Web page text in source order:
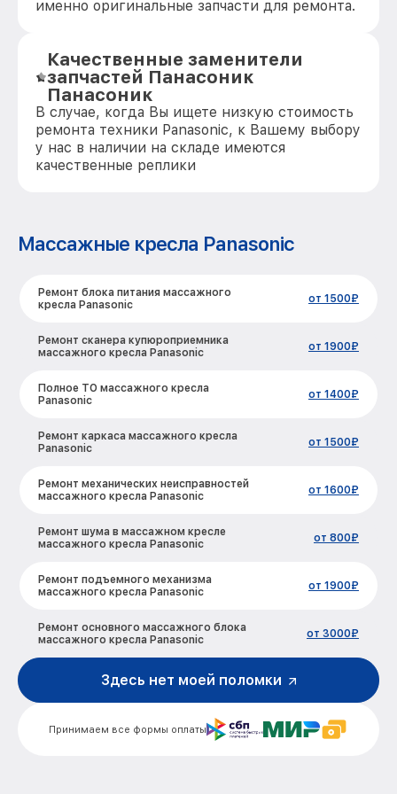
именно оригинальные запчасти для ремонта.
Качественные заменители
запчастей Панасоник
Панасоник
В случае, когда Вы ищете низкую стоимость
ремонта техники Panasonic, к Вашему выбору
у нас в наличии на складе имеются
качественные реплики
Массажные кресла Panasonic
Ремонт блока питания массажного
кресла Panasonic
от 1500₽
Ремонт сканера купюроприемника
массажного кресла Panasonic
от 1900₽
Полное ТО массажного кресла
Panasonic
от 1400₽
Ремонт каркаса массажного кресла
Panasonic
от 1500₽
Ремонт механических неисправностей
массажного кресла Panasonic
от 1600₽
Ремонт шума в массажном кресле
массажного кресла Panasonic
от 800₽
Ремонт подъемного механизма
массажного кресла Panasonic
от 1900₽
Ремонт основного массажного блока
массажного кресла Panasonic
от 3000₽
Замена двигателя подъема/спуска
массажного кресла Panasonic
Замена основного двигателя
массажного кресла Panasonic
от 5000₽
Принимаем все формы оплаты
Здесь нет моей поломки